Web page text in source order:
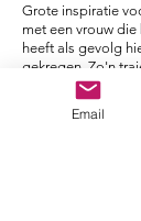
Grote inspiratie
met een vrouw
heeft als gevolg
gekregen. Zo'n
verandering en
belevenis wilde zij
comfort, zorg en
Email